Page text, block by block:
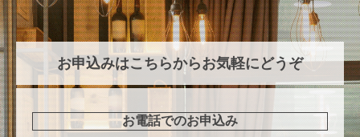
お申込みはこちらからお気軽にどうぞ
お電話でのお申込み